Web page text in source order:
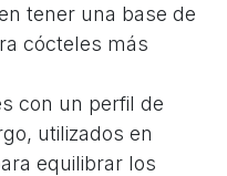
tener una base de
cócteles más
con un perfil de
utilizados en
equilibrar los